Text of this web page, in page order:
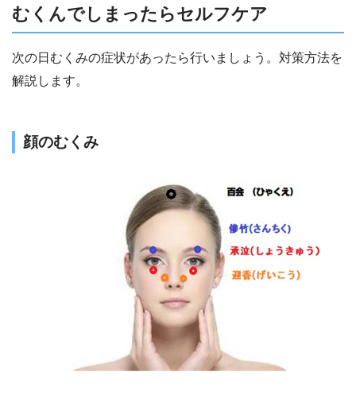
むくんでしまったらセルフケア
次の日むくみの症状があったら行いましょう。対策方法を
解説します。
顔のむくみ